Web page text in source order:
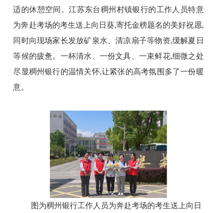
适的休憩空间。江苏东台稠州村镇银行的工作人员特意
为奔赴考场的考生送上向日葵,寄托金榜题名的美好祝愿,
同时向现场家长发放矿泉水、清凉扇子等物资,缓解夏日
等候的疲惫。一杯清水、一份文具、一束鲜花,细微之处
尽显稠州银行的温情关怀,让紧张的高考氛围多了一份暖
意。
图为稠州银行工作人员为奔赴考场的考生送上向日